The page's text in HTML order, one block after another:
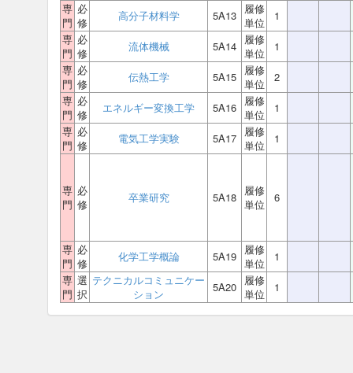
専
門
必
修
高分子材料学 5A13 履修
単位
1
専
門
必
修
流体機械 5A14 履修
単位
1
専
門
必
修
伝熱工学 5A15 履修
単位
2
専
門
必
修
エネルギー変換工学 5A16 履修
単位
1
専
門
必
修
電気工学実験 5A17 履修
単位
1
専
門
必
修
卒業研究 5A18 履修
単位
6
専
門
必
修
化学工学概論 5A19 履修
単位
1
専
門
選
択
テクニカルコミュニケー
ション
5A20 履修
単位
1